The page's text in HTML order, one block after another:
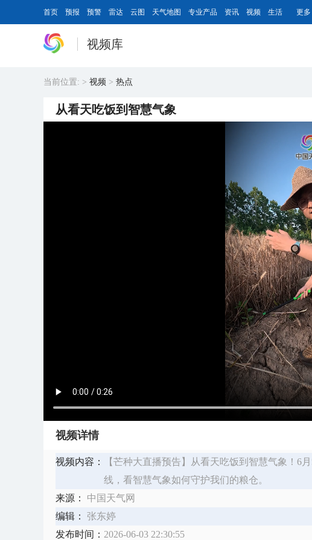
首页 预报 预警 雷达 云图 天气地图 专业产品 资讯 视频 生活 更多
视频库
当前位置: > 视频 > 热点
从看天吃饭到智慧气象
视频详情
视频内容：
【芒种大直播预告】从看天吃饭到智慧气象！6
线，看智慧气象如何守护我们的粮仓。
来源：
中国天气网
编辑：
张东婷
发布时间： 2026-06-03 22:30:55